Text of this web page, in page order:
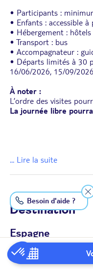
• Participants :
• Enfants : accessible
• Hébergement :
• Transport : bus
• Accompagnateur :
• Départs limités à 30
16/06/2026, 15/09/
À noter :
L’ordre des visites
La journée libre
... Lire la suite
Destination
Espagne
La destination
Au-delà de ses fiestas,
Besoin d'aide ?